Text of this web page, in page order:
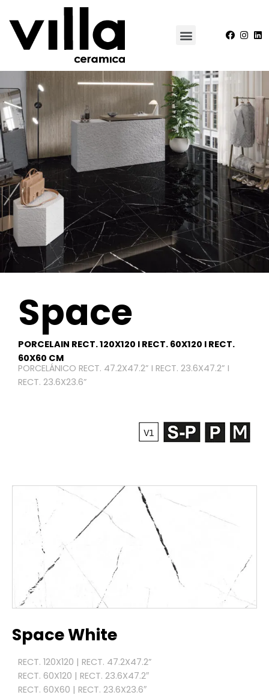
Space
PORCELAIN RECT. 120X120 I RECT. 60X120 I RECT.
60X60 CM
PORCELÁNICO RECT. 47.2X47.2” I RECT. 23.6X47.2” I
RECT. 23.6X23.6”
Space White
RECT. 120X120 | RECT. 47.2X47.2”
RECT. 60X120 | RECT. 23.6X47.2″
RECT. 60X60 | RECT. 23.6X23.6″